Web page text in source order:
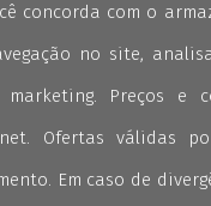
concorda com o
no site,
Preços e
Ofertas válidas
Em caso de